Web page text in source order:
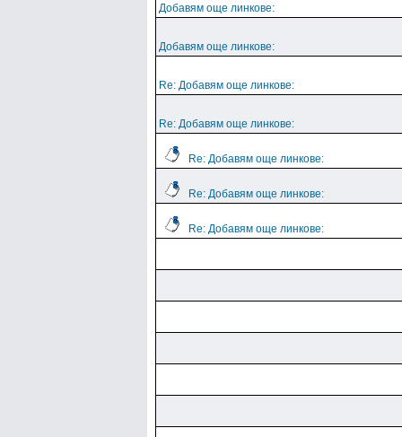
Добавям още линкове:
Добавям още линкове:
Re: Добавям още линкове:
Re: Добавям още линкове:
Re: Добавям още линкове:
Re: Добавям още линкове:
Re: Добавям още линкове: